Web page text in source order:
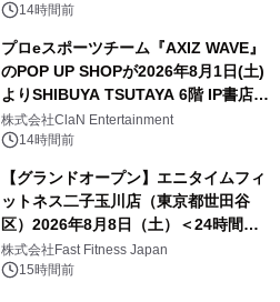
14時間前
プロeスポーツチーム『AXIZ WAVE』
のPOP UP SHOPが2026年8月1日(土)
よりSHIBUYA TSUTAYA 6階 IP書店で
開催決定！！
株式会社ClaN Entertainment
14時間前
【グランドオープン】エニタイムフィ
ットネス二子玉川店（東京都世田谷
区）2026年8月8日（土）＜24時間年
中無休のフィットネスジム＞
株式会社Fast Fitness Japan
15時間前